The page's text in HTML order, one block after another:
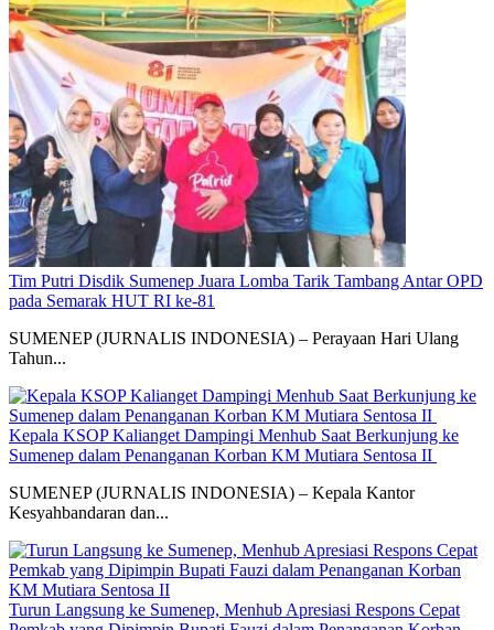
Tim Putri Disdik Sumenep Juara Lomba Tarik Tambang Antar OPD
pada Semarak HUT RI ke-81
SUMENEP (JURNALIS INDONESIA) – Perayaan Hari Ulang
Tahun...
Kepala KSOP Kalianget Dampingi Menhub Saat Berkunjung ke
Sumenep dalam Penanganan Korban KM Mutiara Sentosa II
SUMENEP (JURNALIS INDONESIA) – Kepala Kantor
Kesyahbandaran dan...
Turun Langsung ke Sumenep, Menhub Apresiasi Respons Cepat